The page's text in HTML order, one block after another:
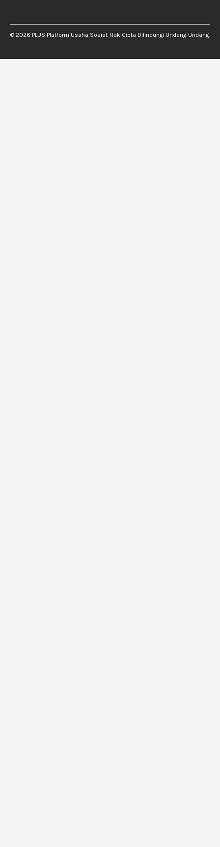
© 2026 PLUS Platform Usaha Sosial. Hak Cipta Dilindungi Undang-Undang.